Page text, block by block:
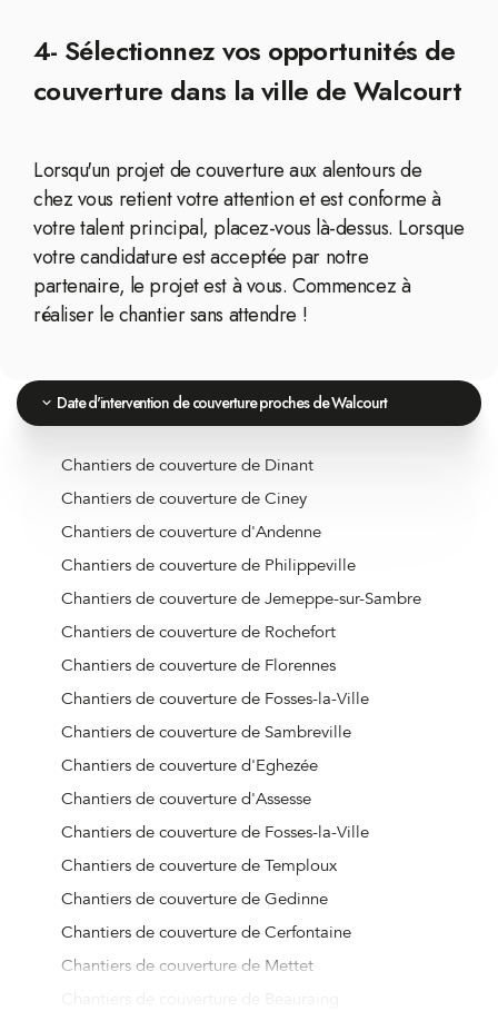
4- Sélectionnez vos opportunités de
couverture dans la ville de Walcourt
Lorsqu'un projet de couverture aux alentours de
chez vous retient votre attention et est conforme à
votre talent principal, placez-vous là-dessus. Lorsque
votre candidature est acceptée par notre
partenaire, le projet est à vous. Commencez à
réaliser le chantier sans attendre !
Date d'intervention de couverture proches de Walcourt
Chantiers de couverture de Dinant
Chantiers de couverture de Ciney
Chantiers de couverture d'Andenne
Chantiers de couverture de Philippeville
Chantiers de couverture de Jemeppe-sur-Sambre
Chantiers de couverture de Rochefort
Chantiers de couverture de Florennes
Chantiers de couverture de Fosses-la-Ville
Chantiers de couverture de Sambreville
Chantiers de couverture d'Eghezée
Chantiers de couverture d'Assesse
Chantiers de couverture de Fosses-la-Ville
Chantiers de couverture de Temploux
Chantiers de couverture de Gedinne
Chantiers de couverture de Cerfontaine
Chantiers de couverture de Mettet